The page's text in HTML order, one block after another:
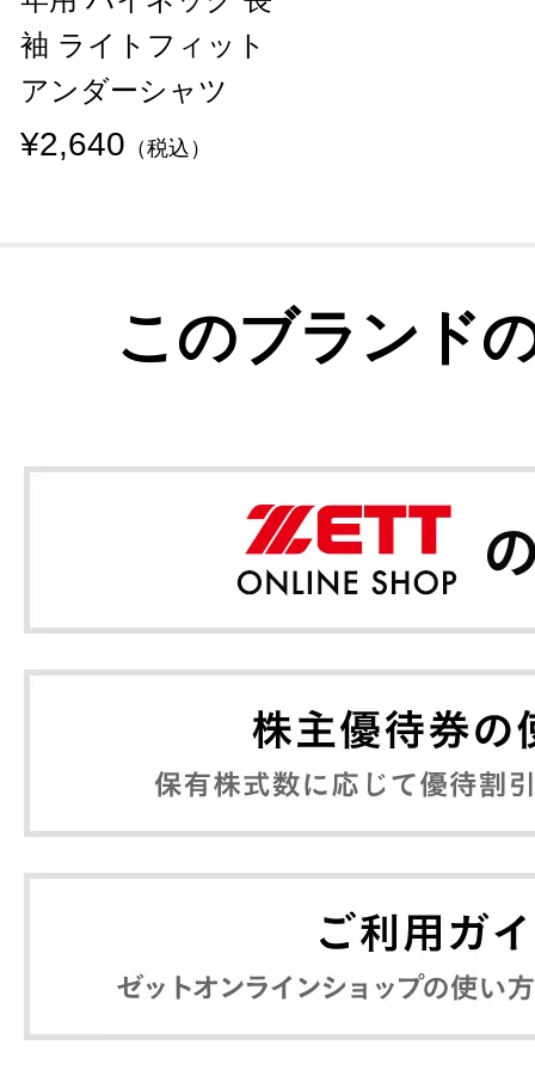
袖 ライトフィット
アンダーシャツ
¥2,640 （税込）
このブランド